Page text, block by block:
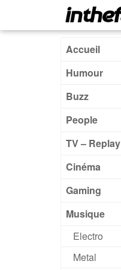
Accueil
Humour
Buzz
People
TV – Replay
Cinéma
Gaming
Musique
Electro
Metal